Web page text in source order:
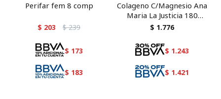
Perifar fem 8 comp
$ 203 $ 239
$ 173
$ 183
Colageno C/Magnesio Ana
Maria La Justicia 180
comprimidos
$ 1.776
$ 1.243
$ 1.421